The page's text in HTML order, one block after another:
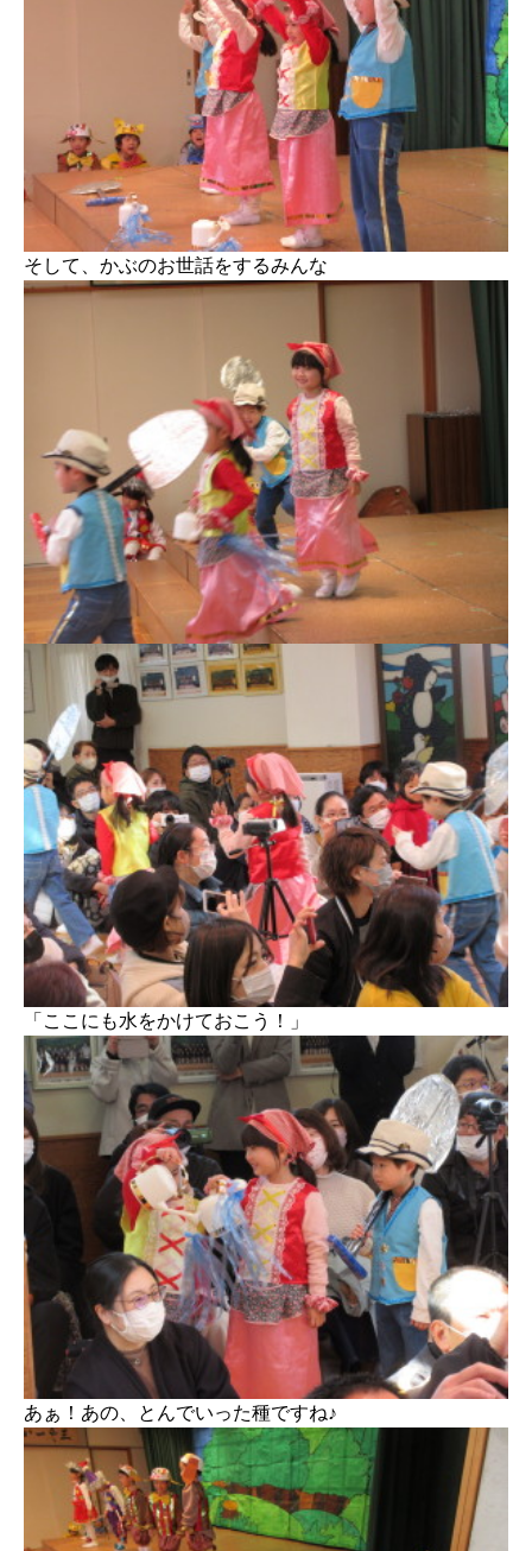
そして、かぶのお世話をするみんな
「ここにも水をかけておこう！」
あぁ！あの、とんでいった種ですね♪